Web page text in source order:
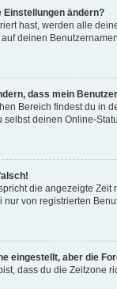
Einstellungen ändern?
hast, werden alle
deinen
dass mein
Bereich findest du in
selbst deinen Online-
die angezeigte Zeit
von registrierten
eingestellt, aber die
dass du die Zeitzone